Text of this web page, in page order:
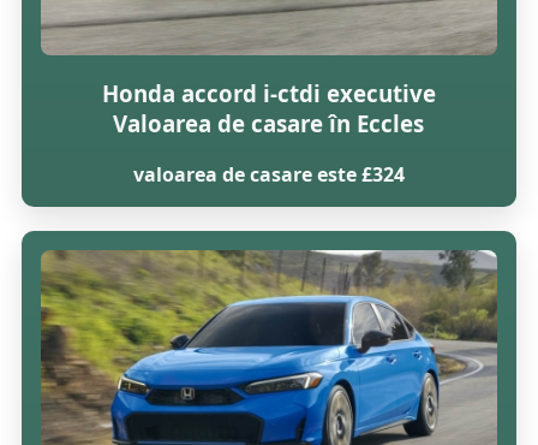
Honda accord i-ctdi executive
Valoarea de casare în Eccles
valoarea de casare este £324